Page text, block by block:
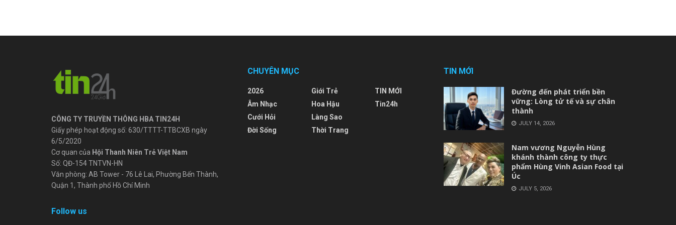
CÔNG TY TRUYỀN THÔNG HBA TIN24H
Giấy phép hoạt động số: 630/TTTT-TTBCXB ngày
6/5/2020
Cơ quan của Hội Thanh Niên Trẻ Việt Nam
Số: QĐ-154 TNTVN-HN
Văn phòng: AB Tower - 76 Lê Lai, Phường Bến Thành,
Quận 1, Thành phố Hồ Chí Minh
Follow us
CHUYÊN MỤC
2026
Âm Nhạc
Cưới Hỏi
Đời Sống
Giới Trẻ
Hoa Hậu
Làng Sao
Thời Trang
TIN MỚI
Tin24h
TIN MỚI
Đường đến phát triển bền
vững: Lòng tử tế và sự chân
thành
JULY 14, 2026
Nam vương Nguyễn Hùng
khánh thành công ty thực
phẩm Hùng Vinh Asian Food tại
Úc
JULY 5, 2026